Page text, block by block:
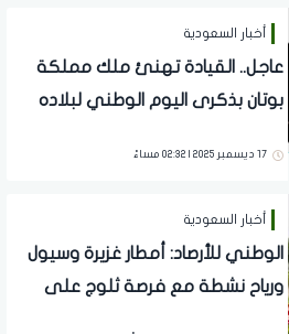
أخبار السعودية
عاجل.. القيادة تهنئ ملك مملكة
بوتان بذكرى اليوم الوطني لبلاده
17 ديسمبر 2025 | 02:32 مساءً
أخبار السعودية
الوطني للأرصاد: أمطار غزيرة وسيول
ورياح نشطة مع فرصة ثلوج على